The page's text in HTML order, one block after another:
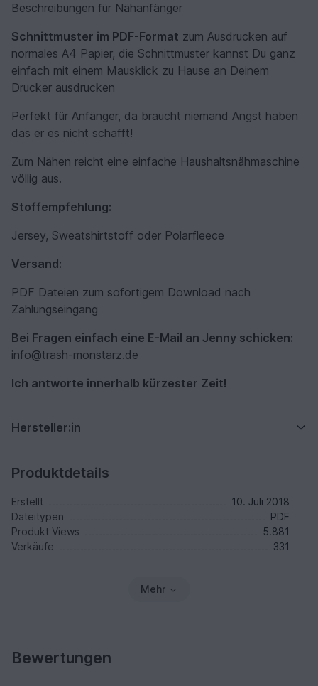
Beschreibungen für Nähanfänger
Schnittmuster im PDF-Format zum Ausdrucken auf
normales A4 Papier, die Schnittmuster kannst Du ganz
einfach mit einem Mausklick zu Hause an Deinem
Drucker ausdrucken
Perfekt für Anfänger, da braucht niemand Angst haben
das er es nicht schafft!
Zum Nähen reicht eine einfache Haushaltsnähmaschine
völlig aus.
Stoffempfehlung:
Jersey, Sweatshirtstoff oder Polarfleece
Versand:
PDF Dateien zum sofortigem Download nach
Zahlungseingang
Bei Fragen einfach eine E-Mail an Jenny schicken:
info@trash-monstarz.de
Ich antworte innerhalb kürzester Zeit!
Hersteller:in
Produktdetails
Erstellt
10. Juli 2018
Dateitypen
PDF
Produkt Views
5.881
Verkäufe
331
Mehr
Bewertungen